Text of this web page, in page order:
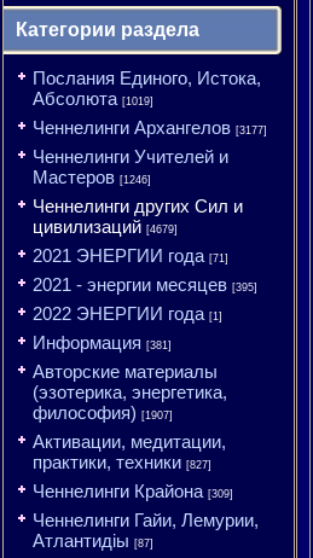
Категории раздела
Послания Единого, Истока,
Абсолюта [1019]
Ченнелинги Архангелов [3177]
Ченнелинги Учителей и
Мастеров [1246]
Ченнелинги других Сил и
цивилизаций [4679]
2021 ЭНЕРГИИ года [71]
2021 - энергии месяцев [395]
2022 ЭНЕРГИИ года [1]
Информация [381]
Авторские материалы
(эзотерика, энергетика,
философия) [1907]
Активации, медитации,
практики, техники [827]
Ченнелинги Крайона [309]
Ченнелинги Гайи, Лемурии,
Атлантидіы [87]